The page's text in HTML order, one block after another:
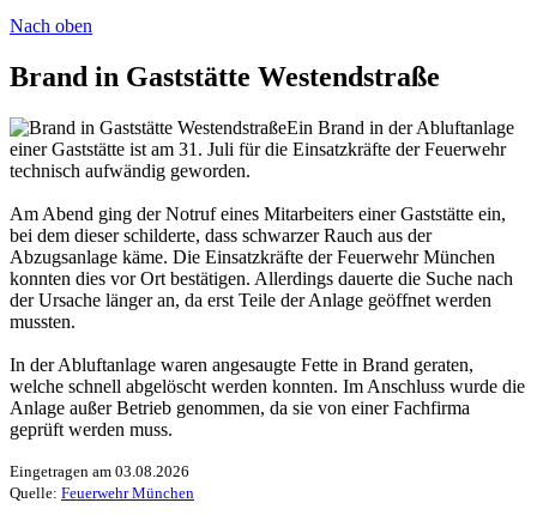
Nach oben
Brand in Gaststätte Westendstraße
Ein Brand in der Abluftanlage
einer Gaststätte ist am 31. Juli für die Einsatzkräfte der Feuerwehr
technisch aufwändig geworden.
Am Abend ging der Notruf eines Mitarbeiters einer Gaststätte ein,
bei dem dieser schilderte, dass schwarzer Rauch aus der
Abzugsanlage käme. Die Einsatzkräfte der Feuerwehr München
konnten dies vor Ort bestätigen. Allerdings dauerte die Suche nach
der Ursache länger an, da erst Teile der Anlage geöffnet werden
mussten.
In der Abluftanlage waren angesaugte Fette in Brand geraten,
welche schnell abgelöscht werden konnten. Im Anschluss wurde die
Anlage außer Betrieb genommen, da sie von einer Fachfirma
geprüft werden muss.
Eingetragen am 03.08.2026
Quelle: Feuerwehr München